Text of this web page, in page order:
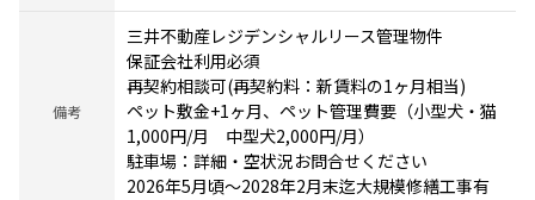
備考
三井不動産レジデンシャルリース管理物件
保証会社利用必須
再契約相談可(再契約料：新賃料の1ヶ月相当)
ペット敷金+1ヶ月、ペット管理費要（小型犬・猫
1,000円/月 中型犬2,000円/月）
駐車場：詳細・空状況お問合せください
2026年5月頃～2028年2月末迄大規模修繕工事有